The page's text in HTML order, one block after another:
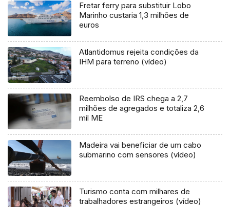
Fretar ferry para substituir Lobo
Marinho custaria 1,3 milhões de
euros
Atlantidomus rejeita condições da
IHM para terreno (vídeo)
Reembolso de IRS chega a 2,7
milhões de agregados e totaliza 2,6
mil ME
Madeira vai beneficiar de um cabo
submarino com sensores (vídeo)
Turismo conta com milhares de
trabalhadores estrangeiros (vídeo)